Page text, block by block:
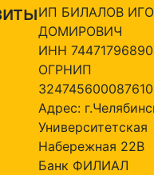
ИП БИЛАЛОВ
ДОМИРОВИЧ
ИНН
ОГРНИП
324745600087610
Адрес:
Университетская
Набережная 22В
Банк ФИЛИАЛ